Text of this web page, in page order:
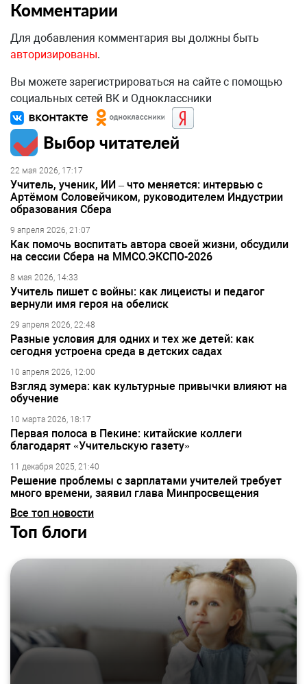
Комментарии
Для добавления комментария вы должны быть
авторизированы.
Вы можете зарегистрироваться на сайте с помощью
социальных сетей ВК и Одноклассники
Выбор читателей
22 мая 2026, 17:17
Учитель, ученик, ИИ – что меняется: интервью с
Артёмом Соловейчиком, руководителем Индустрии
образования Сбера
9 апреля 2026, 21:07
Как помочь воспитать автора своей жизни, обсудили
на сессии Сбера на ММСО.ЭКСПО-2026
8 мая 2026, 14:33
Учитель пишет с войны: как лицеисты и педагог
вернули имя героя на обелиск
29 апреля 2026, 22:48
Разные условия для одних и тех же детей: как
сегодня устроена среда в детских садах
10 апреля 2026, 12:00
Взгляд зумера: как культурные привычки влияют на
обучение
10 марта 2026, 18:17
Первая полоса в Пекине: китайские коллеги
благодарят «Учительскую газету»
11 декабря 2025, 21:40
Решение проблемы с зарплатами учителей требует
много времени, заявил глава Минпросвещения
Все топ новости
Топ блоги